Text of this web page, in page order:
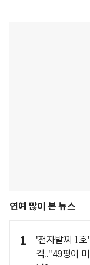
연예 많이 본 뉴스
1
'전자발찌 1호
격.."49평이